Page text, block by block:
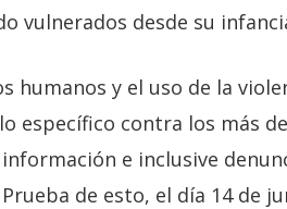
vulnerados desde su
humanos y el uso de la
específico contra los más
e inclusive
de esto, el día 14 de